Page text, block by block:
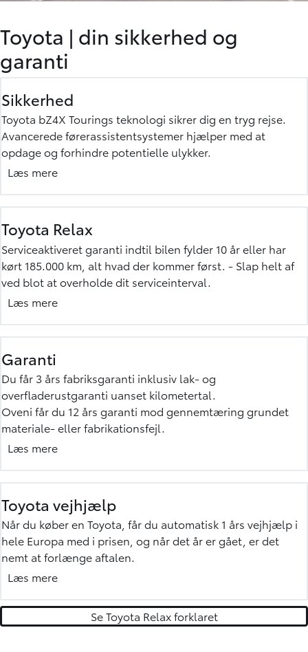
Toyota | din sikkerhed og
garanti
Sikkerhed
Toyota bZ4X Tourings teknologi sikrer dig en tryg rejse.
Avancerede førerassistentsystemer hjælper med at
opdage og forhindre potentielle ulykker.
For høj sikkerhed er den nye bZ4X Touring udstyret med T-
til trådløse opdateringer, så din Toyota altid har den
nyeste software og de nyeste funktioner. Med T-Mate er du
i gode hænder..
Læs mere
Toyota Relax
Serviceaktiveret garanti indtil bilen fylder 10 år eller har
kørt 185.000 km, alt hvad der kommer først. - Slap helt af
ved blot at overholde dit serviceinterval.
Din Toyota får automatisk Toyota Relax, når du kører den til
185.000 km, uanset om du køber den som ny eller brugt.
Du aktiverer altså Toyota Relax ved at få bilen serviceret på
et autoriseret Toyota værksted.
Mere om Toyota Relax
Læs mere
Garanti
Du får 3 års fabriksgaranti inklusiv lak- og
overfladerustgaranti uanset kilometertal.
Oveni får du 12 års garanti mod gennemtæring grundet
materiale- eller fabrikationsfejl.
Får din bil skiftet reservedele på et autoriseret Toyota
garantiperioden.
Mere om garanti »
Læs mere
Toyota vejhjælp
Når du køber en Toyota, får du automatisk 1 års vejhjælp i
hele Europa med i prisen, og når det år er gået, er det
nemt at forlænge aftalen.
Det eneste, du skal gøre er at få serviceret din bil hos et
sundheds- eller sikkerhedstjek).
Mere om Toyota vejhjælp »
Læs mere
Se Toyota Relax forklaret